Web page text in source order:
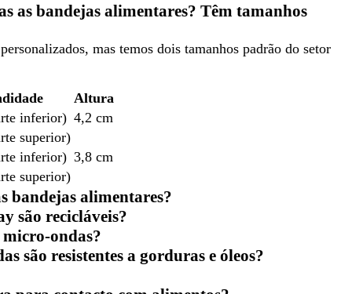
as bandejas alimentares? Têm tamanhos
mas temos dois tamanhos padrão do setor
Altura
inferior) 4,2 cm
superior)
inferior) 3,8 cm
superior)
bandejas alimentares?
são recicláveis?
ondas?
são resistentes a gorduras e óleos?